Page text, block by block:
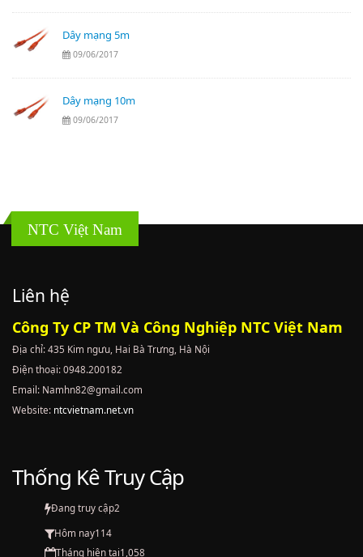
Dây mạng 5m
09/06/2017
Dây mạng 10m
09/06/2017
NTC Việt Nam
Liên hệ
Công Ty CP TM Và Công Nghiệp NTC Việt Nam
Địa chỉ: 435 Kim ngưu, Hai Bà Trưng, Hà Nội
Điện thoại: 0948.200182
Email: Namhn82@gmail.com
Website: ntcvietnam.net.vn
Thống Kê Truy Cập
Đang truy cập2
Hôm nay114
Tháng hiện tại1,058